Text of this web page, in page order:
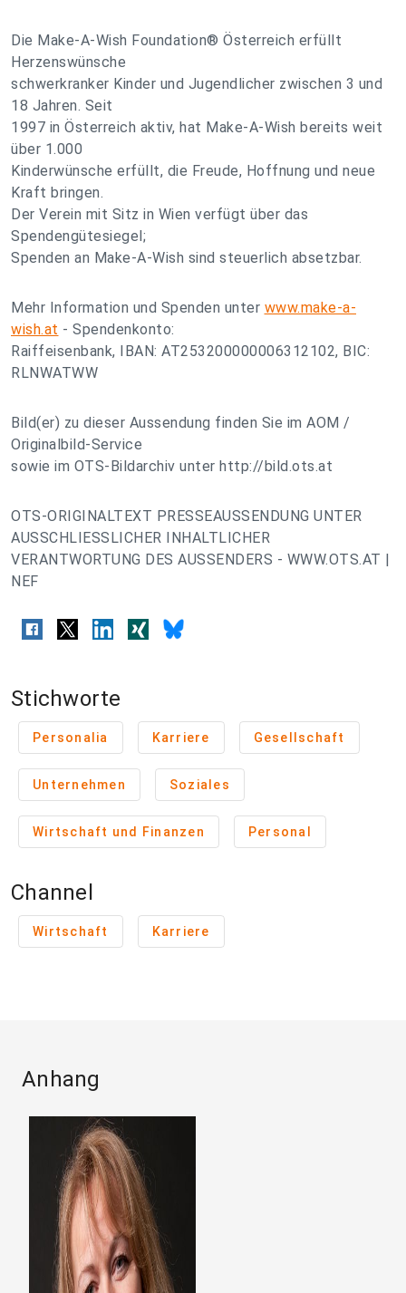
Die Make-A-Wish Foundation® Österreich erfüllt
Herzenswünsche
schwerkranker Kinder und Jugendlicher zwischen 3 und
18 Jahren. Seit
1997 in Österreich aktiv, hat Make-A-Wish bereits weit
über 1.000
Kinderwünsche erfüllt, die Freude, Hoffnung und neue
Kraft bringen.
Der Verein mit Sitz in Wien verfügt über das
Spendengütesiegel;
Spenden an Make-A-Wish sind steuerlich absetzbar.
Mehr Information und Spenden unter www.make-a-
wish.at - Spendenkonto:
Raiffeisenbank, IBAN: AT253200000006312102, BIC:
RLNWATWW
Bild(er) zu dieser Aussendung finden Sie im AOM /
Originalbild-Service
sowie im OTS-Bildarchiv unter http://bild.ots.at
OTS-ORIGINALTEXT PRESSEAUSSENDUNG UNTER
AUSSCHLIESSLICHER INHALTLICHER
VERANTWORTUNG DES AUSSENDERS - WWW.OTS.AT |
NEF
Stichworte
Personalia Karriere Gesellschaft
Unternehmen Soziales
Wirtschaft und Finanzen Personal
Channel
Wirtschaft Karriere
Anhang